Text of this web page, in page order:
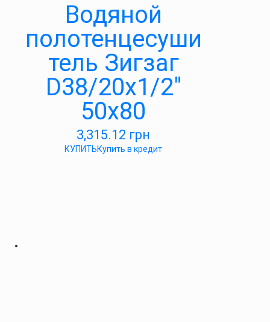
Водяной
полотенцесуши
тель Зигзаг
D38/20х1/2″
50х80
3,315.12 грн
КУПИТЬКупить в кредит